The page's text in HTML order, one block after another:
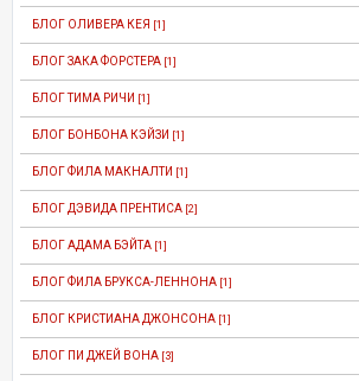
БЛОГ ОЛИВЕРА КЕЯ [1]
БЛОГ ЗАКА ФОРСТЕРА [1]
БЛОГ ТИМА РИЧИ [1]
БЛОГ БОНБОНА КЭЙЗИ [1]
БЛОГ ФИЛА МАКНАЛТИ [1]
БЛОГ ДЭВИДА ПРЕНТИСА [2]
БЛОГ АДАМА БЭЙТА [1]
БЛОГ ФИЛА БРУКСА-ЛЕННОНА [1]
БЛОГ КРИСТИАНА ДЖОНСОНА [1]
БЛОГ ПИ ДЖЕЙ ВОНА [3]